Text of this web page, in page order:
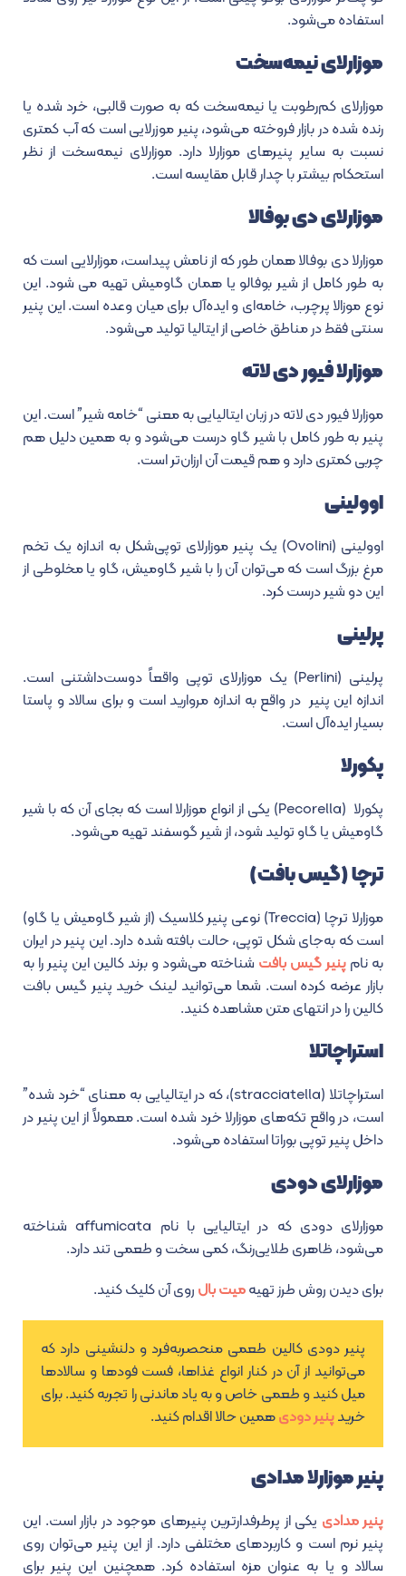
استفاده می‌شود.
موزارلای نیمه‌سخت
موزارلای کم‌رطوبت یا نیمه‌سخت که به صورت قالبی، خرد شده یا
رنده شده در بازار فروخته می‌شود، پنیر موزرلایی است که آب کمتری
نسبت به سایر پنیرهای موزارلا دارد. موزارلای نیمه‌سخت از نظر
استحکام بیشتر با چدار قابل مقایسه است.
موزارلای دی بوفالا
موزارلا دی بوفالا همان طور که از نامش پیداست، موزارلایی است که
به طور کامل از شیر بوفالو یا همان گاومیش تهیه می شود. این
نوع موزالا پرچرب، خامه‌ای و ایده‌آل برای میان وعده است. این پنیر
سنتی فقط در مناطق خاصی از ایتالیا تولید می‌شود.
موزارلا فیور دی لاته
موزارلا فیور دی لاته در زبان ایتالیایی به معنی “خامه شیر” است. این
پنیر به طور کامل با شیر گاو درست می‌شود و به همین دلیل هم
چربی کمتری دارد و هم قیمت آن ارزان‌تر است.
اوولینی
اوولینی (Ovolini) یک پنیر موزارلای توپی‌شکل به اندازه یک تخم
مرغ بزرگ است که می‌توان آن را با شیر گاومیش، گاو یا مخلوطی از
این دو شیر درست کرد.
پرلینی
پرلینی (Perlini) یک موزارلای توپی واقعاً دوست‌داشتنی است.
اندازه این پنیر در واقع به اندازه مروارید است و برای سالاد و پاستا
بسیار ایده‌آل است.
پکورلا
پکورلا (Pecorella) یکی از انواع موزارلا است که بجای آن که با شیر
گاومیش یا گاو تولید شود، از شیر گوسفند تهیه می‌شود.
ترچا (گیس بافت)
موزارلا ترچا (Treccia) نوعی پنیر کلاسیک (از شیر گاومیش یا گاو)
است که به‌جای شکل توپی، حالت بافته شده دارد. این پنیر در ایران
به نام پنیر گیس بافت شناخته می‌شود و برند کالین این پنیر را به
بازار عرضه کرده است. شما می‌توانید لینک خرید پنیر گیس بافت
کالین را در انتهای متن مشاهده کنید.
استراچاتلا
استراچاتلا (stracciatella)، که در ایتالیایی به معنای “خرد شده”
است، در واقع تکه‌های موزارلا خرد شده است. معمولاً از این پنیر در
داخل پنیر توپی بوراتا استفاده می‌شود.
موزارلای دودی
موزارلای دودی که در ایتالیایی با نام affumicata شناخته
می‌شود، ظاهری طلایی‌رنگ، کمی سخت و طعمی تند دارد.
برای دیدن روش طرز تهیهمیت بال روی آن کلیک کنید.
پنیر دودی کالین طعمی منحصربه‌فرد و دلنشینی دارد که
می‌توانید از آن در کنار انواع غذاها، فست فودها و سالادها
میل کنید و طعمی خاص و به یاد ماندنی را تجربه کنید. برای
خریدپنیر دودیهمین حالا اقدام کنید.
پنیر موزارلا مدادی
پنیر مدادی یکی از پرطرفدارترین پنیرهای موجود در بازار است. این
پنیر نرم است و کاربردهای مختلفی دارد. از این پنیر می‌توان روی
سالاد و یا به عنوان مزه استفاده کرد. همچنین این پنیر برای